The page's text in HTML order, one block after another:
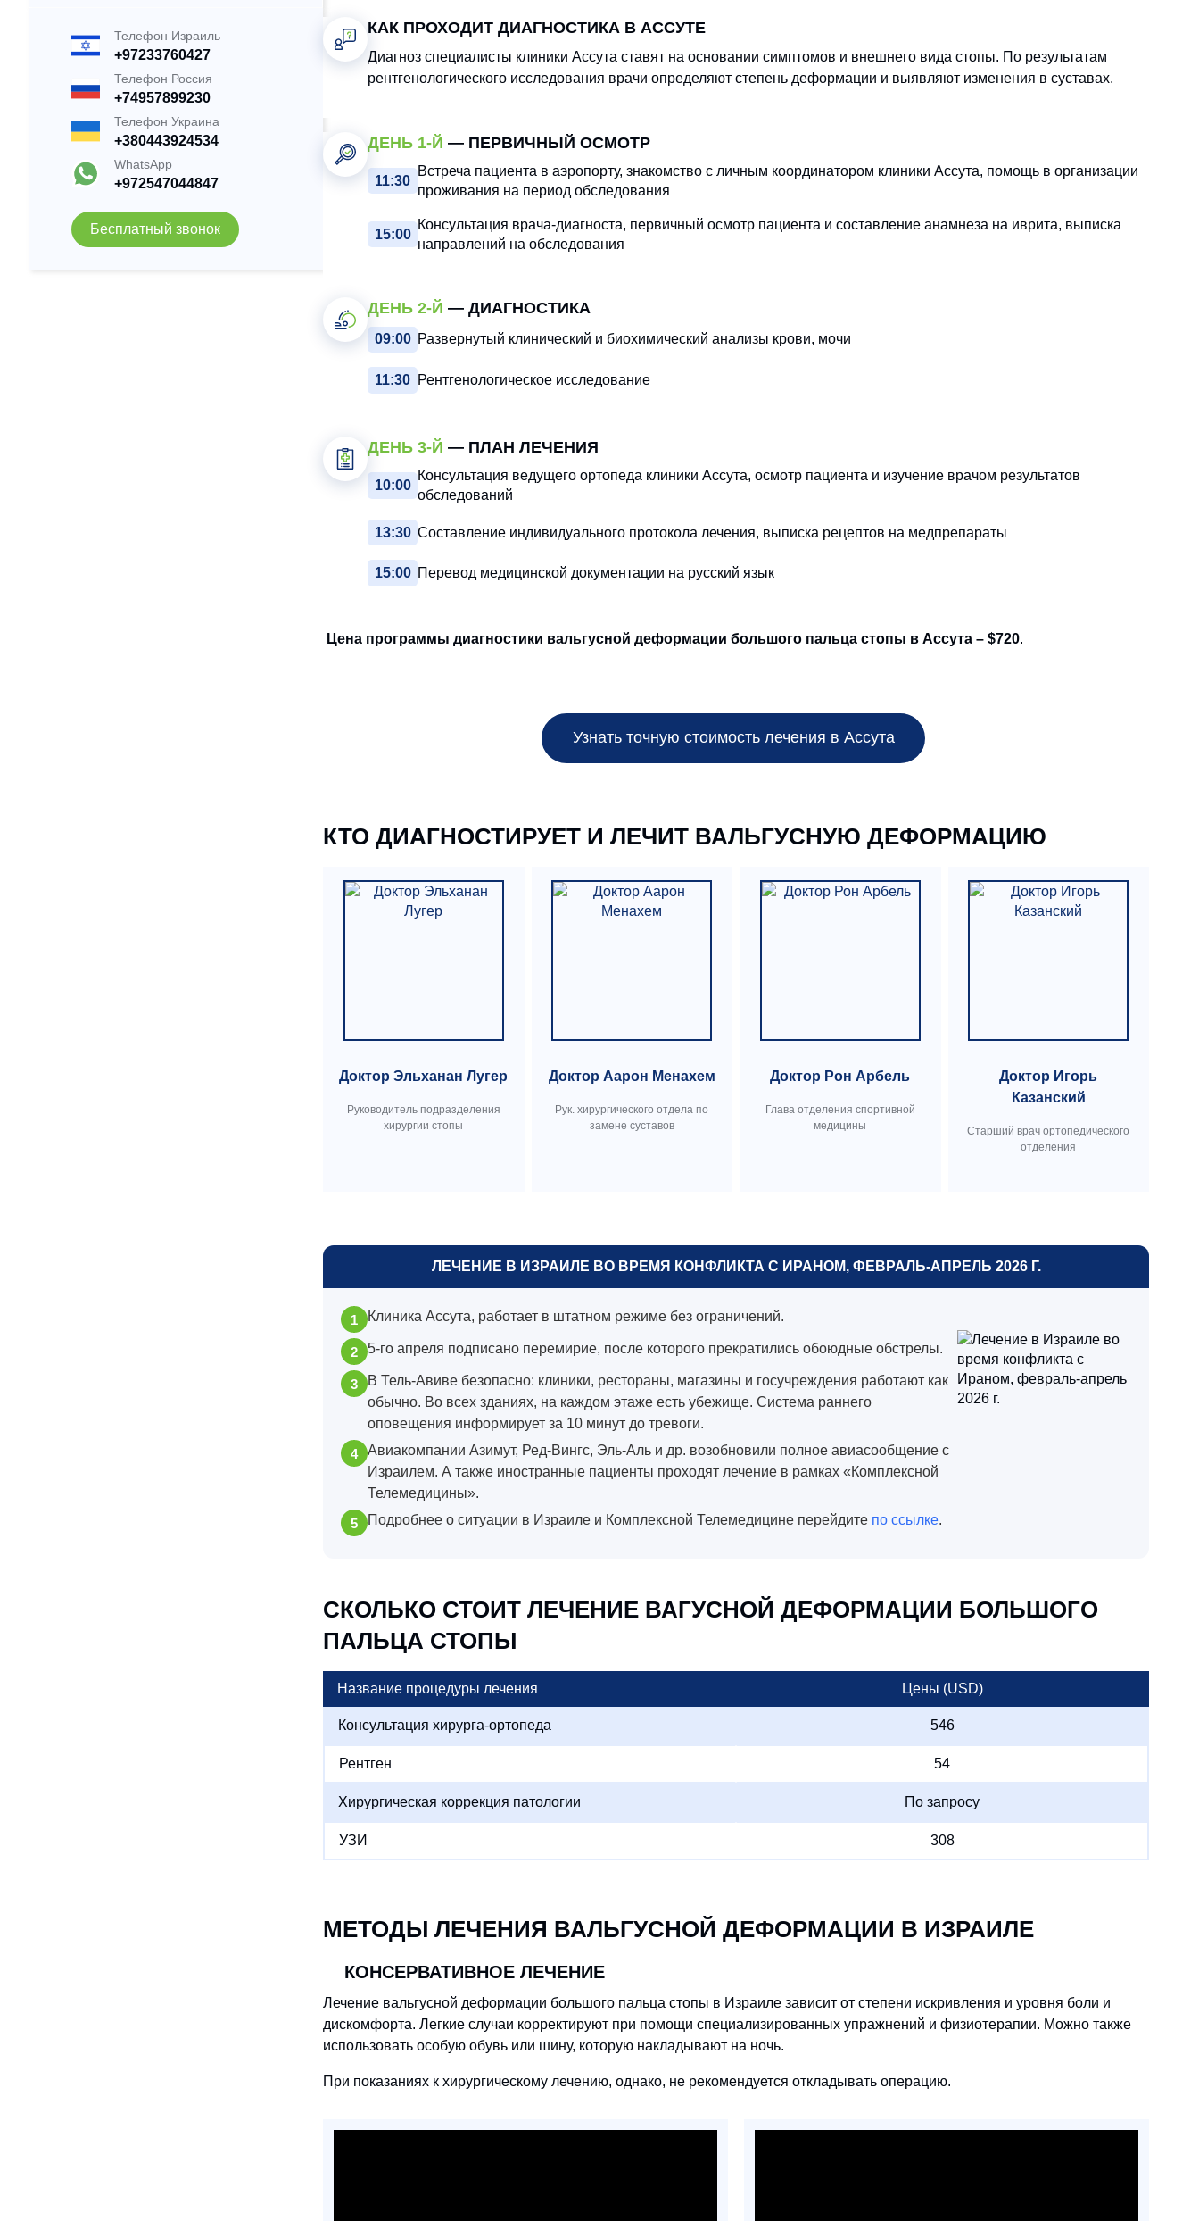
Телефон Израиль
+97233760427
Телефон Россия
+74957899230
Телефон Украина
+380443924534
WhatsApp
+972547044847
Бесплатный звонок
КАК ПРОХОДИТ ДИАГНОСТИКА В АССУТЕ
Диагноз специалисты клиники Ассута ставят на основании симптомов и внешнего вида стопы. По результатам
рентгенологического исследования врачи определяют степень деформации и выявляют изменения в суставах.
ДЕНЬ 1-Й — ПЕРВИЧНЫЙ ОСМОТР
11:30
Встреча пациента в аэропорту, знакомство с личным координатором клиники Ассута, помощь в организации
проживания на период обследования
15:00
Консультация врача-диагноста, первичный осмотр пациента и составление анамнеза на иврита, выписка
направлений на обследования
ДЕНЬ 2-Й — ДИАГНОСТИКА
09:00 Развернутый клинический и биохимический анализы крови, мочи
11:30 Рентгенологическое исследование
ДЕНЬ 3-Й — ПЛАН ЛЕЧЕНИЯ
10:00
Консультация ведущего ортопеда клиники Ассута, осмотр пациента и изучение врачом результатов
обследований
13:30 Составление индивидуального протокола лечения, выписка рецептов на медпрепараты
15:00 Перевод медицинской документации на русский язык
Цена программы диагностики вальгусной деформации большого пальца стопы в Ассута – $720.
Узнать точную стоимость лечения в Ассута
КТО ДИАГНОСТИРУЕТ И ЛЕЧИТ ВАЛЬГУСНУЮ ДЕФОРМАЦИЮ
Доктор Эльханан Лугер
Руководитель подразделения
хирургии стопы
Доктор Аарон Менахем
Рук. хирургического отдела по
замене суставов
Доктор Рон Арбель
Глава отделения спортивной
медицины
Доктор Игорь
Казанский
Cтарший врач ортопедического
отделения
ЛЕЧЕНИЕ В ИЗРАИЛЕ ВО ВРЕМЯ КОНФЛИКТА С ИРАНОМ, ФЕВРАЛЬ-АПРЕЛЬ 2026 Г.
Клиника Ассута, работает в штатном режиме без ограничений.
5-го апреля подписано перемирие, после которого прекратились обоюдные обстрелы.
В Тель-Авиве безопасно: клиники, рестораны, магазины и госучреждения работают как
обычно. Во всех зданиях, на каждом этаже есть убежище. Система раннего
оповещения информирует за 10 минут до тревоги.
Авиакомпании Азимут, Ред-Вингс, Эль-Аль и др. возобновили полное авиасообщение с
Израилем. А также иностранные пациенты проходят лечение в рамках «Комплексной
Телемедицины».
Подробнее о ситуации в Израиле и Комплексной Телемедицине перейдите по ссылке.
СКОЛЬКО СТОИТ ЛЕЧЕНИЕ ВАГУСНОЙ ДЕФОРМАЦИИ БОЛЬШОГО
ПАЛЬЦА СТОПЫ
Название процедуры лечения Цены (USD)
Консультация хирурга-ортопеда 546
Рентген 54
Хирургическая коррекция патологии По запросу
УЗИ 308
МЕТОДЫ ЛЕЧЕНИЯ ВАЛЬГУСНОЙ ДЕФОРМАЦИИ В ИЗРАИЛЕ
КОНСЕРВАТИВНОЕ ЛЕЧЕНИЕ
Лечение вальгусной деформации большого пальца стопы в Израиле зависит от степени искривления и уровня боли и
дискомфорта. Легкие случаи корректируют при помощи специализированных упражнений и физиотерапии. Можно также
использовать особую обувь или шину, которую накладывают на ночь.
При показаниях к хирургическому лечению, однако, не рекомендуется откладывать операцию.